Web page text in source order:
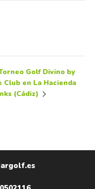
Golf Divino by
Club en La Hacienda
(Cádiz)